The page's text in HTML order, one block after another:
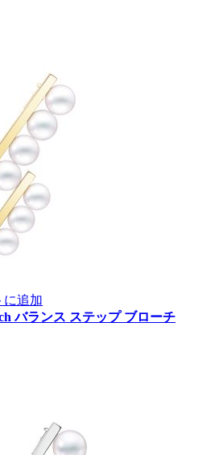
に追加
バランス ステップ ブローチ